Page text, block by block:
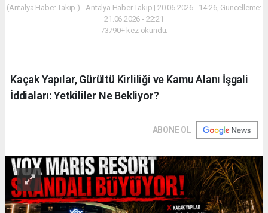
(Antalya Haber Takip ) - Antalya Haber Takip | 20.06.2026 - 14:26, Güncelleme:
21.06.2026 - 22:21
73790+ kez okundu.
Kaçak Yapılar, Gürültü Kirliliği ve Kamu Alanı İşgali
İddiaları: Yetkililer Ne Bekliyor?
ABONE OL